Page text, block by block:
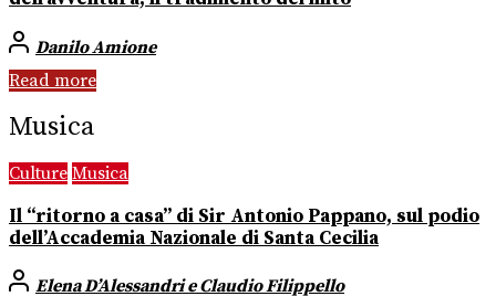
Danilo Amione
Read more
Musica
Culture Musica
Il “ritorno a casa” di Sir Antonio Pappano, sul podio
dell’Accademia Nazionale di Santa Cecilia
Elena D’Alessandri e Claudio Filippello